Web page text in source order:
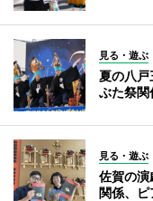
見る・遊ぶ
夏の八
ぶた祭関
見る・遊ぶ
佐賀の
関係、ピ